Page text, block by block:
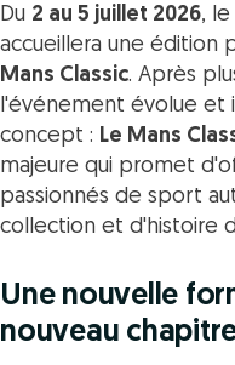
Du 2 au 5 juillet 2026,
accueillera une édition
Mans Classic. Après
l'événement évolue et
concept : Le Mans
majeure qui promet
passionnés de sport
collection et d'histoire
Une nouvelle
nouveau